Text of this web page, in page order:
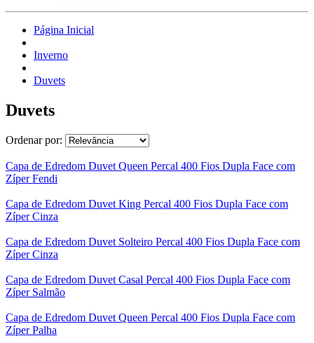
Página Inicial
Inverno
Duvets
Duvets
Ordenar por:
Capa de Edredom Duvet Queen Percal 400 Fios Dupla Face com
Zíper Fendi
Capa de Edredom Duvet King Percal 400 Fios Dupla Face com
Zíper Cinza
Capa de Edredom Duvet Solteiro Percal 400 Fios Dupla Face com
Zíper Cinza
Capa de Edredom Duvet Casal Percal 400 Fios Dupla Face com
Zíper Salmão
Capa de Edredom Duvet Queen Percal 400 Fios Dupla Face com
Zíper Palha